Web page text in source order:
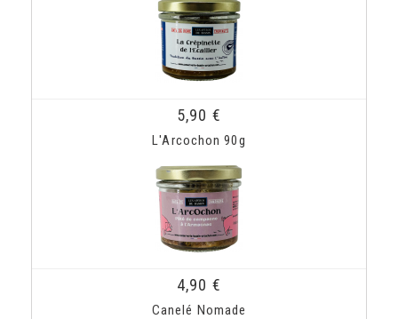
5,90 €
L'Arcochon 90g
4,90 €
Canelé Nomade